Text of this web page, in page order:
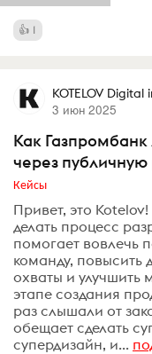
1
KOTELOV
3 июн 2025
Как Газпромбанк
через публичную
Кейсы
Привет, это
делать процесс
помогает вовлечь
команду, повысить
охваты и улучшить
этапе создания
раз слышали от
обещает сделать
супердизайн, и...